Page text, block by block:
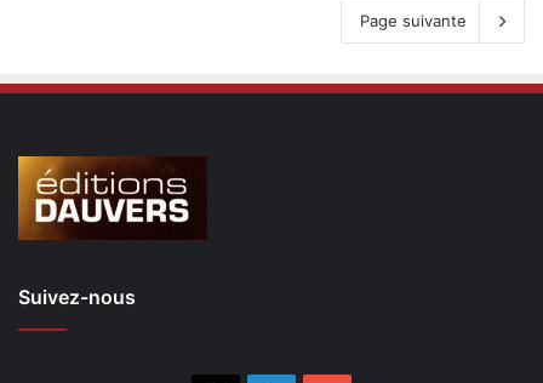
Page suivante
Suivez-nous